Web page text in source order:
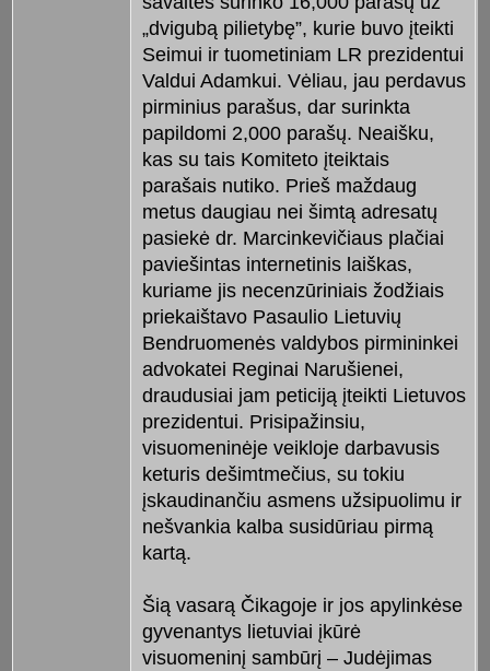
„dvigubą pilietybę”, kurie buvo įteikti
Seimui ir tuometiniam LR prezidentui
Valdui Adamkui. Vėliau, jau perdavus
pirminius parašus, dar surinkta
papildomi 2,000 parašų. Neaišku,
kas su tais Komiteto įteiktais
parašais nutiko. Prieš maždaug
metus daugiau nei šimtą adresatų
pasiekė dr. Marcinkevičiaus plačiai
paviešintas internetinis laiškas,
kuriame jis necenzūriniais žodžiais
priekaištavo Pasaulio Lietuvių
Bendruomenės valdybos pirmininkei
advokatei Reginai Narušienei,
draudusiai jam peticiją įteikti Lietuvos
prezidentui. Prisipažinsiu,
visuomeninėje veikloje darbavusis
keturis dešimtmečius, su tokiu
įskaudinančiu asmens užsipuolimu ir
nešvankia kalba susidūriau pirmą
kartą.
Šią vasarą Čikagoje ir jos apylinkėse
gyvenantys lietuviai įkūrė
visuomeninį sambūrį – Judėjimas